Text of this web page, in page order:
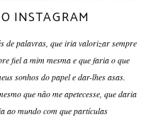
INSTAGRAM
de palavras, que iria valorizar sempre
fiel a mim mesma e que faria o que
sonhos do papel e dar-lhes asas.
que não me apetecesse, que daria
ao mundo com que partículas